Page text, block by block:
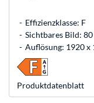
Effizienzklasse: F
Sichtbares Bild:
Auflösung: 1920 x
Produkt­datenblatt